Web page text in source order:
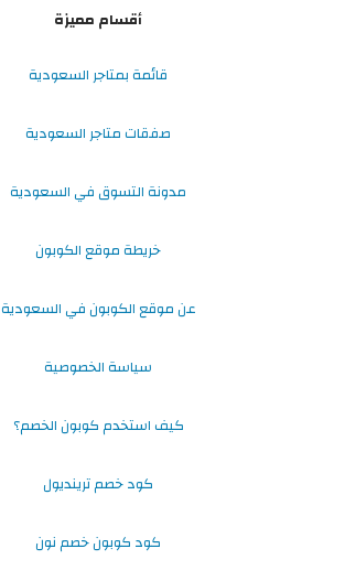
أقسام مميزة
قائمة بمتاجر السعودية
صفقات متاجر السعودية
مدونة التسوق في السعودية
خريطة موقع الكوبون
عن موقع الكوبون في السعودية
سياسة الخصوصية
كيف استخدم كوبون الخصم؟
كود خصم ترينديول
كود كوبون خصم نون